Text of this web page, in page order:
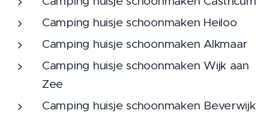
Camping huisje schoonmaken Heiloo
Camping huisje schoonmaken Alkmaar
Camping huisje schoonmaken Wijk aan
Zee
Camping huisje schoonmaken Beverwijk